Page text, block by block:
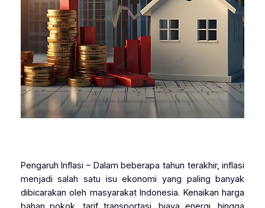
Pengaruh Inflasi – Dalam beberapa tahun terakhir, inflasi
menjadi salah satu isu ekonomi yang paling banyak
dibicarakan oleh masyarakat Indonesia. Kenaikan harga